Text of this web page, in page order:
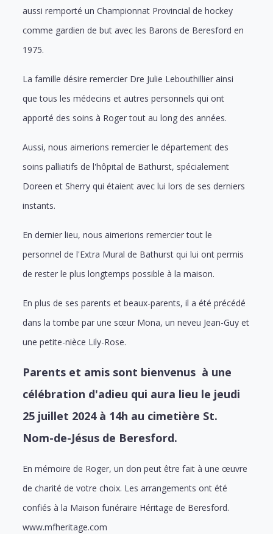
aussi remporté un Championnat Provincial de hockey
comme gardien de but avec les Barons de Beresford en
1975.
La famille désire remercier Dre Julie Lebouthillier ainsi
que tous les médecins et autres personnels qui ont
apporté des soins à Roger tout au long des années.
Aussi, nous aimerions remercier le département des
soins palliatifs de l'hôpital de Bathurst, spécialement
Doreen et Sherry qui étaient avec lui lors de ses derniers
instants.
En dernier lieu, nous aimerions remercier tout le
personnel de l'Extra Mural de Bathurst qui lui ont permis
de rester le plus longtemps possible à la maison.
En plus de ses parents et beaux-parents, il a été précédé
dans la tombe par une sœur Mona, un neveu Jean-Guy et
une petite-nièce Lily-Rose.
Parents et amis sont bienvenus à une
célébration d'adieu qui aura lieu le jeudi
25 juillet 2024 à 14h au cimetière St.
Nom-de-Jésus de Beresford.
En mémoire de Roger, un don peut être fait à une œuvre
de charité de votre choix. Les arrangements ont été
confiés à la Maison funéraire Héritage de Beresford.
www.mfheritage.com